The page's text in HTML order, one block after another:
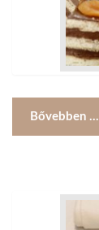
Bővebben ...